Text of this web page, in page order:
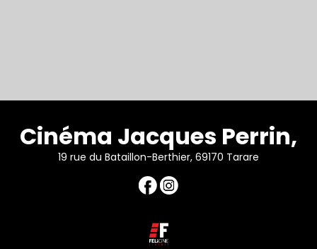
Cinéma Jacques Perrin,
19 rue du Bataillon-Berthier, 69170 Tarare